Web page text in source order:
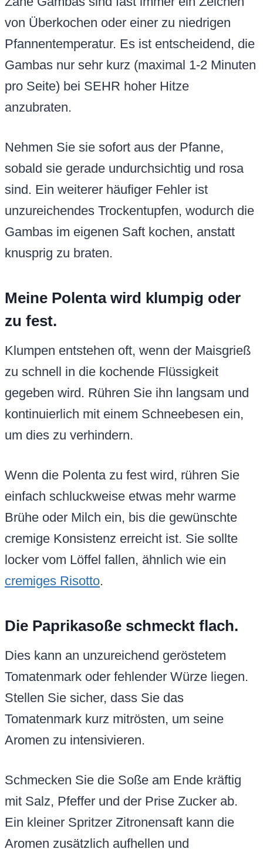
von Überkochen oder einer zu niedrigen
Pfannentemperatur. Es ist entscheidend, die
Gambas nur sehr kurz (maximal 1-2 Minuten
pro Seite) bei SEHR hoher Hitze
anzubraten.
Nehmen Sie sie sofort aus der Pfanne,
sobald sie gerade undurchsichtig und rosa
sind. Ein weiterer häufiger Fehler ist
unzureichendes Trockentupfen, wodurch die
Gambas im eigenen Saft kochen, anstatt
knusprig zu braten.
Meine Polenta wird klumpig oder
zu fest.
Klumpen entstehen oft, wenn der Maisgrieß
zu schnell in die kochende Flüssigkeit
gegeben wird. Rühren Sie ihn langsam und
kontinuierlich mit einem Schneebesen ein,
um dies zu verhindern.
Wenn die Polenta zu fest wird, rühren Sie
einfach schluckweise etwas mehr warme
Brühe oder Milch ein, bis die gewünschte
cremige Konsistenz erreicht ist. Sie sollte
locker vom Löffel fallen, ähnlich wie ein
cremiges Risotto.
Die Paprikasoße schmeckt flach.
Dies kann an unzureichend geröstetem
Tomatenmark oder fehlender Würze liegen.
Stellen Sie sicher, dass Sie das
Tomatenmark kurz mitrösten, um seine
Aromen zu intensivieren.
Schmecken Sie die Soße am Ende kräftig
mit Salz, Pfeffer und der Prise Zucker ab.
Ein kleiner Spritzer Zitronensaft kann die
Aromen zusätzlich aufhellen und